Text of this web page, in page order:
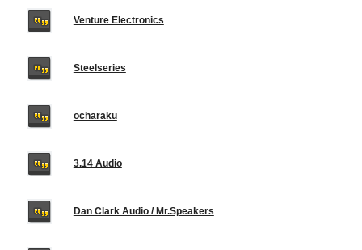
Venture Electronics
Steelseries
ocharaku
3.14 Audio
Dan Clark Audio / Mr.Speakers